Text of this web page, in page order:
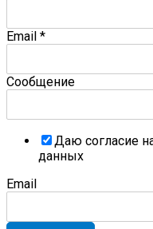
Email *
Сообщение
Даю согласие
данных
Email